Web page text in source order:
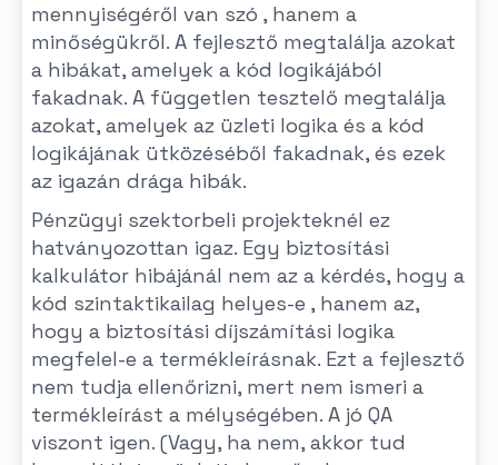
mennyiségéről van szó , hanem a
minőségükről. A fejlesztő megtalálja azokat
a hibákat, amelyek a kód logikájából
fakadnak. A független tesztelő megtalálja
azokat, amelyek az üzleti logika és a kód
logikájának ütközéséből fakadnak, és ezek
az igazán drága hibák.
Pénzügyi szektorbeli projekteknél ez
hatványozottan igaz. Egy biztosítási
kalkulátor hibájánál nem az a kérdés, hogy a
kód szintaktikailag helyes-e , hanem az,
hogy a biztosítási díjszámítási logika
megfelel-e a termékleírásnak. Ezt a fejlesztő
nem tudja ellenőrizni, mert nem ismeri a
termékleírást a mélységében. A jó QA
viszont igen. (Vagy, ha nem, akkor tud